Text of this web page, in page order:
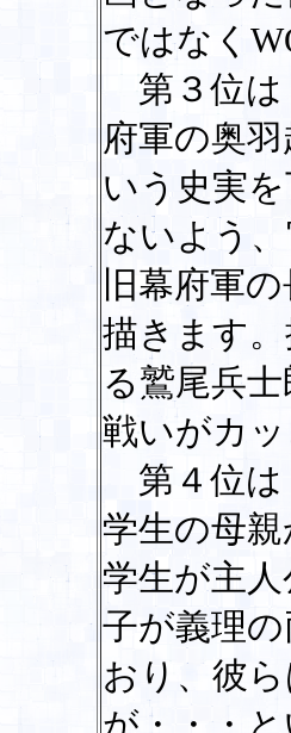
ではなく
第３位は
府軍の奥
いう史実
ないよう
旧幕府軍
描きます
る鷲尾兵
戦いがカ
第４位は
学生の母
学生が主
子が義理
おり、彼
が・・・